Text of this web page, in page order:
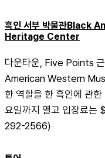
흑인 서부 박물관Black
Heritage Center
다운타운, Five Points
American Western
한 역할을 한 흑인에 관
요일까지 열고 입장료
292-2566)